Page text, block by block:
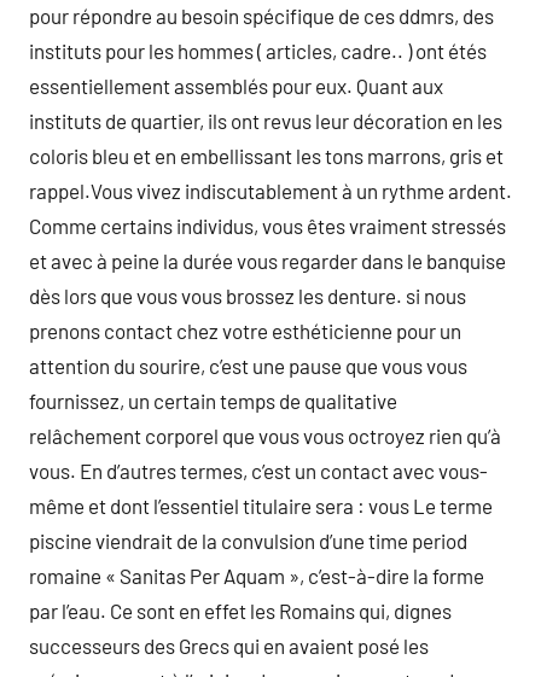
pour répondre au besoin spécifique de ces ddmrs, des
instituts pour les hommes ( articles, cadre.. ) ont étés
essentiellement assemblés pour eux. Quant aux
instituts de quartier, ils ont revus leur décoration en les
coloris bleu et en embellissant les tons marrons, gris et
rappel.Vous vivez indiscutablement à un rythme ardent.
Comme certains individus, vous êtes vraiment stressés
et avec à peine la durée vous regarder dans le banquise
dès lors que vous vous brossez les denture. si nous
prenons contact chez votre esthéticienne pour un
attention du sourire, c’est une pause que vous vous
fournissez, un certain temps de qualitative
relâchement corporel que vous vous octroyez rien qu’à
vous. En d’autres termes, c’est un contact avec vous-
même et dont l’essentiel titulaire sera : vous Le terme
piscine viendrait de la convulsion d’une time period
romaine « Sanitas Per Aquam », c’est-à-dire la forme
par l’eau. Ce sont en effet les Romains qui, dignes
successeurs des Grecs qui en avaient posé les